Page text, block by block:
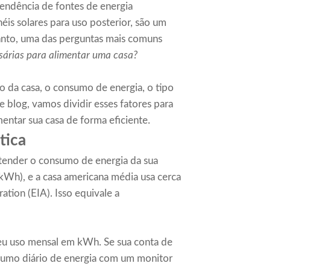
de fontes de energia
solares para uso posterior, são um
uma das perguntas mais comuns
para alimentar uma casa?
da casa, o consumo de energia, o tipo
blog, vamos dividir esses fatores para
sua casa de forma eficiente.
o consumo de energia da sua
e a casa americana média usa cerca
(EIA). Isso equivale a
uso mensal em kWh. Se sua conta de
diário de energia com um monitor